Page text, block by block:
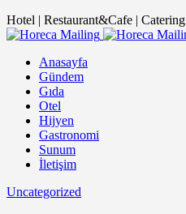
Hotel | Restaurant&Cafe | Catering
Anasayfa
Gündem
Gıda
Otel
Hijyen
Gastronomi
Sunum
İletişim
Uncategorized